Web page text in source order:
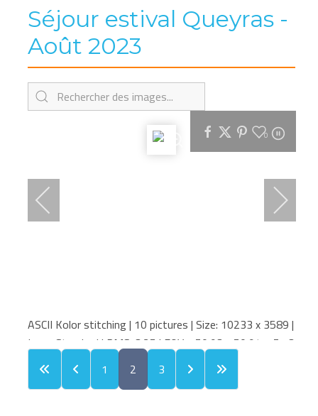
Séjour estival Queyras -
Août 2023
0
ASCII Kolor stitching | 10 pictures | Size: 10233 x 3589 |
Lens: Standard | RMS: 3.25 | FOV: 150.93 x 50.94 ~ 5.13
| Projection: Mercator | Color: LDR |
1 2 3